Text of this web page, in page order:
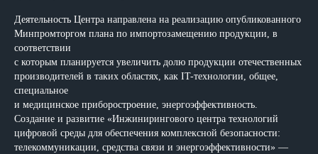
Деятельность Центра направлена на реализацию опубликованного
Минпромторгом плана по импортозамещению продукции, в
соответствии
с которым планируется увеличить долю продукции отечественных
производителей в таких областях, как IT-технологии, общее,
специальное
и медицинское приборостроение, энергоэффективность.
Создание и развитие «Инжинирингового центра технологий
цифровой среды для обеспечения комплексной безопасности:
телекоммуникации, средства связи и энергоэффективности» —